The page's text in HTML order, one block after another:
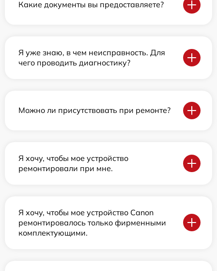
Какие документы вы предоставляете?
Я уже знаю, в чем неисправность. Для
чего проводить диагностику?
Можно ли присутствовать при ремонте?
Я хочу, чтобы мое устройство
ремонтировали при мне.
Я хочу, чтобы мое устройство Canon
ремонтировалось только фирменными
комплектующими.